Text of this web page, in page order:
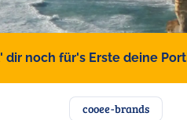
noch für's Erste deine
cooee-brands